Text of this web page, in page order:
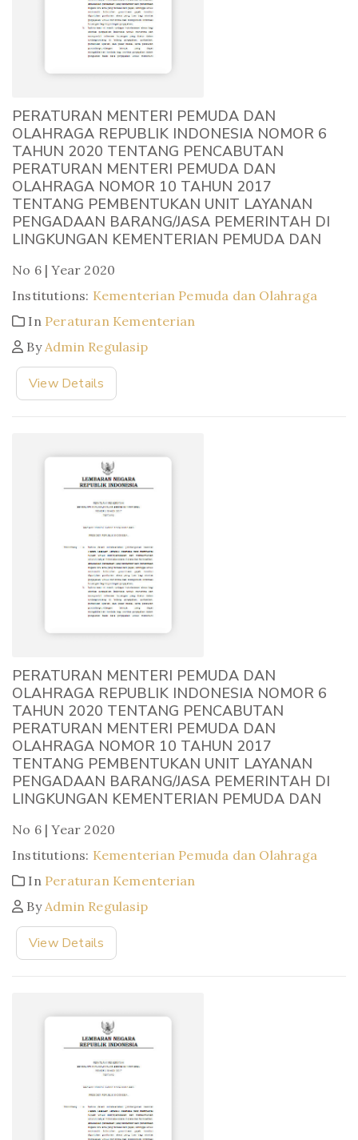
PERATURAN MENTERI PEMUDA DAN
OLAHRAGA REPUBLIK INDONESIA NOMOR 6
TAHUN 2020 TENTANG PENCABUTAN
PERATURAN MENTERI PEMUDA DAN
OLAHRAGA NOMOR 10 TAHUN 2017
TENTANG PEMBENTUKAN UNIT LAYANAN
PENGADAAN BARANG/JASA PEMERINTAH DI
LINGKUNGAN KEMENTERIAN PEMUDA DAN
No 6 | Year 2020
Institutions: Kementerian Pemuda dan Olahraga
In Peraturan Kementerian
By Admin Regulasip
View Details
PERATURAN MENTERI PEMUDA DAN
OLAHRAGA REPUBLIK INDONESIA NOMOR 6
TAHUN 2020 TENTANG PENCABUTAN
PERATURAN MENTERI PEMUDA DAN
OLAHRAGA NOMOR 10 TAHUN 2017
TENTANG PEMBENTUKAN UNIT LAYANAN
PENGADAAN BARANG/JASA PEMERINTAH DI
LINGKUNGAN KEMENTERIAN PEMUDA DAN
No 6 | Year 2020
Institutions: Kementerian Pemuda dan Olahraga
In Peraturan Kementerian
By Admin Regulasip
View Details